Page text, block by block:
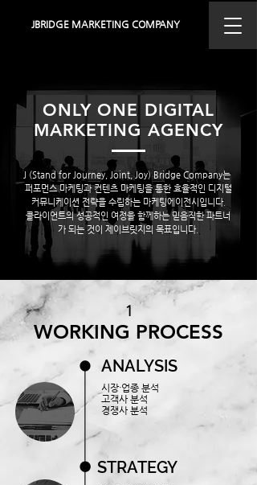
JBRIDGE MARKETING COMPANY
ONLY ONE DIGITAL
MARKETING AGENCY
J (Stand for Journey, Joint, Joy) Bridge Company는
​퍼포먼스 마케팅과 컨텐츠 마케팅을 통한 효율적인 디지털
커뮤니케이션 전략을 수립하는 마케팅에이전시입니다.
클라이언트의 성공적인 여정을 함께하는 믿음직한 파트너
가 되는 것이 제이브릿지의 목표입니다.
1
WORKING PROCESS
ANALYSIS
시장·업종 분석
고객사 분석
​경쟁사 분석
STRATEGY